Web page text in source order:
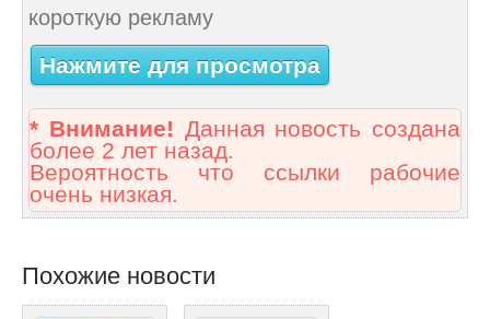
короткую рекламу
Нажмите для просмотра
* Внимание! Данная новость создана
более 2 лет назад.
Вероятность что ссылки рабочие
очень низкая.
Похожие новости